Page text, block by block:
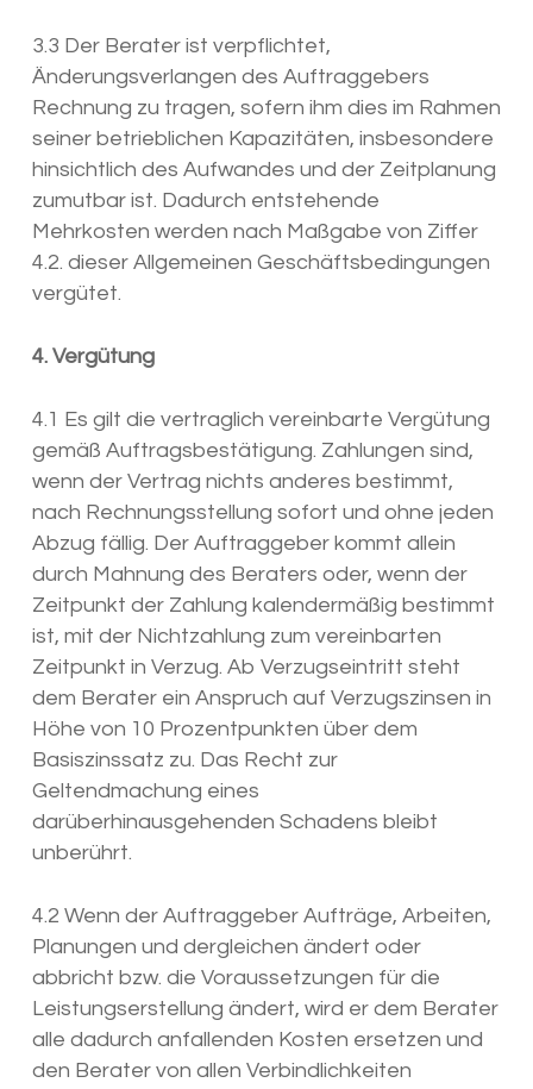
3.3 Der Berater ist verpflichtet,
Änderungsverlangen des Auftraggebers
Rechnung zu tragen, sofern ihm dies im Rahmen
seiner betrieblichen Kapazitäten, insbesondere
hinsichtlich des Aufwandes und der Zeitplanung
zumutbar ist. Dadurch entstehende
Mehrkosten werden nach Maßgabe von Ziffer
4.2. dieser Allgemeinen Geschäftsbedingungen
vergütet.
4. Vergütung
4.1 Es gilt die vertraglich vereinbarte Vergütung
gemäß Auftragsbestätigung. Zahlungen sind,
wenn der Vertrag nichts anderes bestimmt,
nach Rechnungsstellung sofort und ohne jeden
Abzug fällig. Der Auftraggeber kommt allein
durch Mahnung des Beraters oder, wenn der
Zeitpunkt der Zahlung kalendermäßig bestimmt
ist, mit der Nichtzahlung zum vereinbarten
Zeitpunkt in Verzug. Ab Verzugseintritt steht
dem Berater ein Anspruch auf Verzugszinsen in
Höhe von 10 Prozentpunkten über dem
Basiszinssatz zu. Das Recht zur
Geltendmachung eines
darüberhinausgehenden Schadens bleibt
unberührt.
4.2 Wenn der Auftraggeber Aufträge, Arbeiten,
Planungen und dergleichen ändert oder
abbricht bzw. die Voraussetzungen für die
Leistungserstellung ändert, wird er dem Berater
alle dadurch anfallenden Kosten ersetzen und
den Berater von allen Verbindlichkeiten